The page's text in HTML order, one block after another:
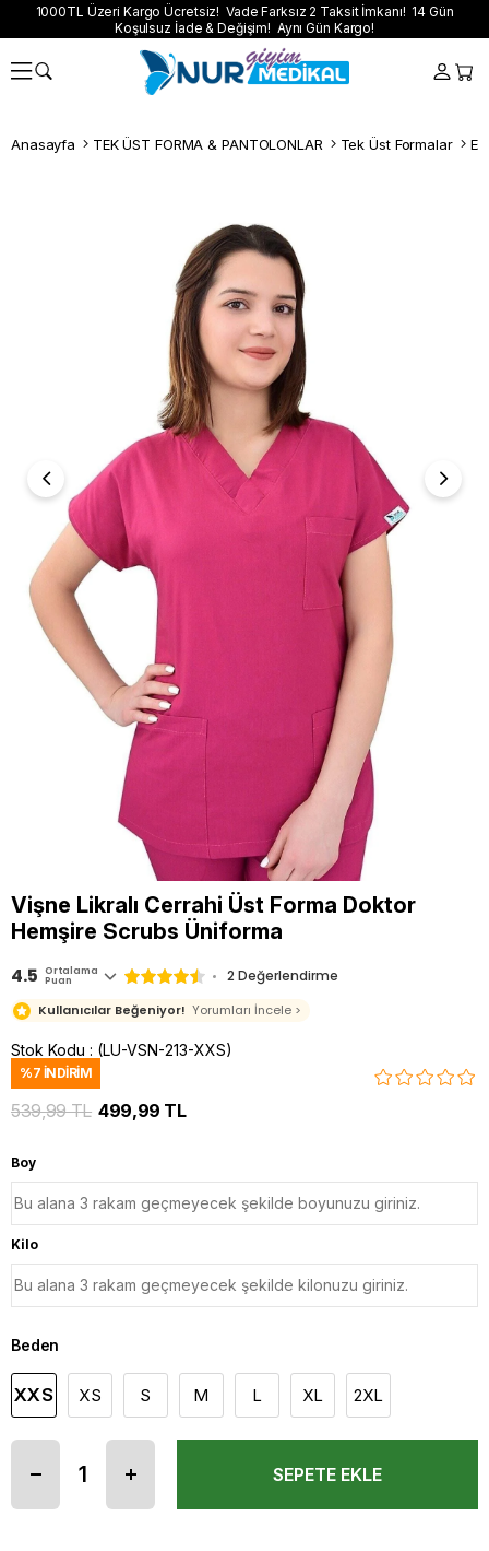
1000TL Üzeri Kargo Ücretsiz! Vade Farksız 2 Taksit İmkanı! 14 Gün
Koşulsuz İade & Değişim! Aynı Gün Kargo!
Anasayfa TEK ÜST FORMA & PANTOLONLAR Tek Üst Formalar
Vişne Likralı Cerrahi Üst Forma Doktor
Hemşire Scrubs Üniforma
4.5 Ortalama
Puan 2 Değerlendirme
Kullanıcılar Beğeniyor! Yorumları İncele >
Stok Kodu (LU-VSN-213-XXS)
%7 İNDIRIM
539,99 TL 499,99 TL
Boy
Kilo
Beden
XXS XS S M L XL 2XL